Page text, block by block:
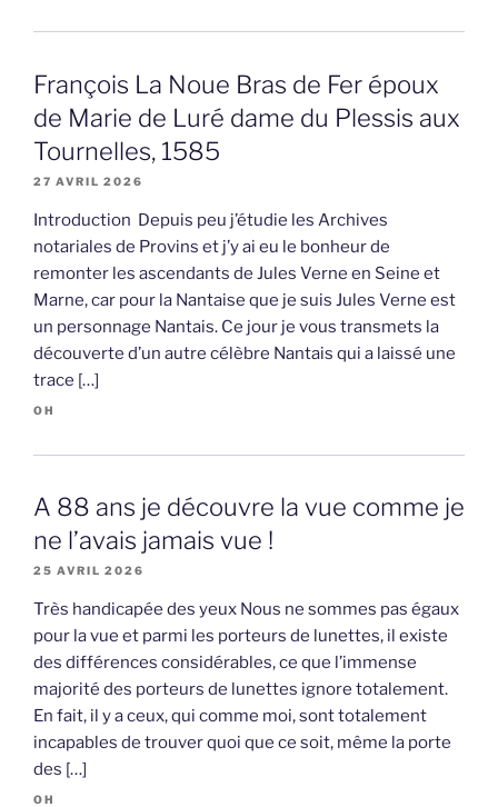
François La Noue Bras de Fer époux
de Marie de Luré dame du Plessis aux
Tournelles, 1585
27 AVRIL 2026
Introduction Depuis peu j’étudie les Archives
notariales de Provins et j’y ai eu le bonheur de
remonter les ascendants de Jules Verne en Seine et
Marne, car pour la Nantaise que je suis Jules Verne est
un personnage Nantais. Ce jour je vous transmets la
découverte d’un autre célèbre Nantais qui a laissé une
trace […]
OH
A 88 ans je découvre la vue comme je
ne l’avais jamais vue !
25 AVRIL 2026
Très handicapée des yeux Nous ne sommes pas égaux
pour la vue et parmi les porteurs de lunettes, il existe
des différences considérables, ce que l’immense
majorité des porteurs de lunettes ignore totalement.
En fait, il y a ceux, qui comme moi, sont totalement
incapables de trouver quoi que ce soit, même la porte
des […]
OH